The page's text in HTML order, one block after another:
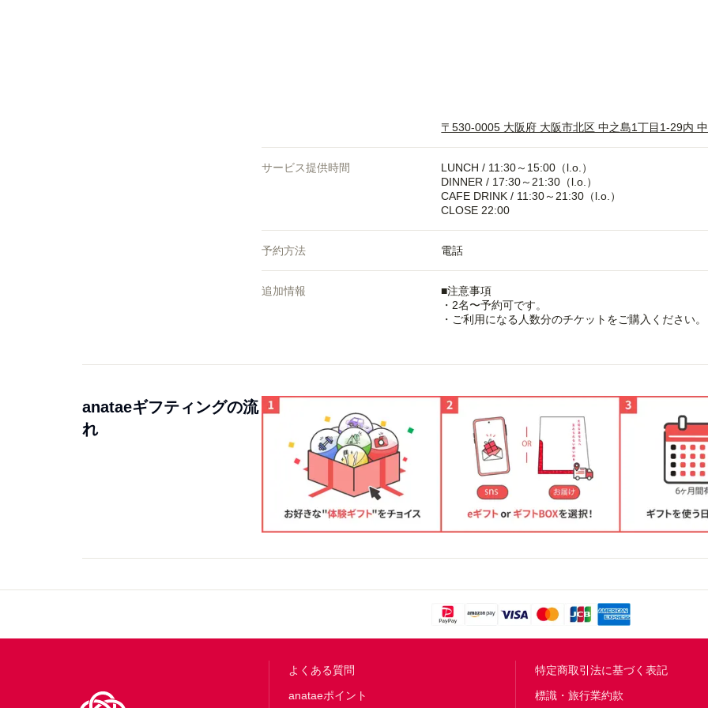
〒530-0005 大阪府 大阪市北区 中之島1丁目1-29内
サービス提供時間
LUNCH / 11:30～15:00（l.o.）
DINNER / 17:30～21:30（l.o.）
CAFE DRINK / 11:30～21:30（l.o.）
CLOSE 22:00
予約方法 電話
追加情報
■注意事項
・2名〜予約可です。
・ご利用になる人数分のチケットをご購入ください。
anataeギフティングの流
れ
よくある質問
anataeポイント
特定商取引法に基づく表記
標識・旅行業約款